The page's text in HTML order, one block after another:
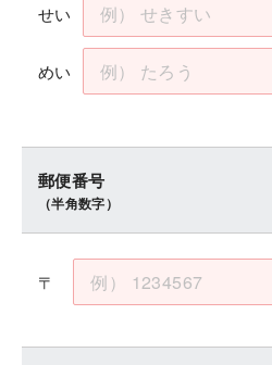
せい
めい
郵便番号
（半角数字）
〒